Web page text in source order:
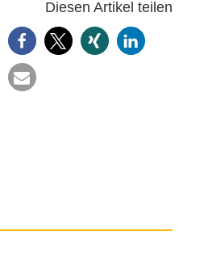
Diesen Artikel teilen